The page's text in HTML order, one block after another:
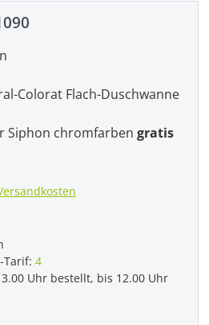
Tarif:4
Uhr bestellt, bis 12.00 Uhr
Colorat Flach-Duschwanne
Siphon chromfarbengratis